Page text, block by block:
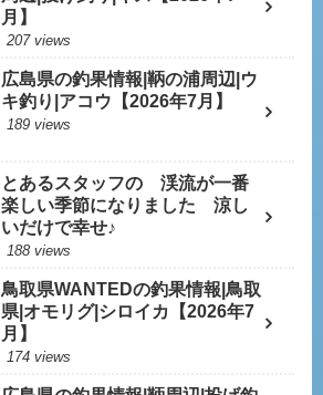
月】
207 views
広島県の釣果情報|鞆の浦周辺|ウ
キ釣り|アコウ【2026年7月】
189 views
とあるスタッフの 渓流が一番
楽しい季節になりました 涼し
いだけで幸せ♪
188 views
鳥取県WANTEDの釣果情報|鳥取
県|オモリグ|シロイカ【2026年7
月】
174 views